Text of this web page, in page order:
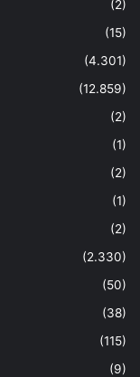
(2)
(15)
(4.301)
(12.859)
(2)
(1)
(2)
(1)
(2)
(2.330)
(50)
(38)
(115)
(9)